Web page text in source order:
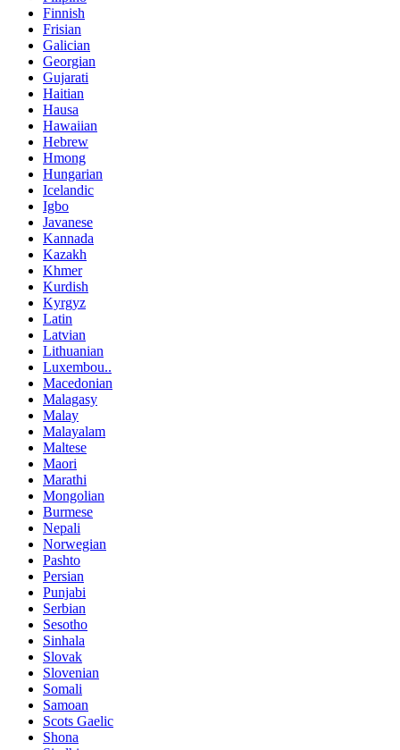
Finnish
Frisian
Galician
Georgian
Gujarati
Haitian
Hausa
Hawaiian
Hebrew
Hmong
Hungarian
Icelandic
Igbo
Javanese
Kannada
Kazakh
Khmer
Kurdish
Kyrgyz
Latin
Latvian
Lithuanian
Luxembou..
Macedonian
Malagasy
Malay
Malayalam
Maltese
Maori
Marathi
Mongolian
Burmese
Nepali
Norwegian
Pashto
Persian
Punjabi
Serbian
Sesotho
Sinhala
Slovak
Slovenian
Somali
Samoan
Scots Gaelic
Shona